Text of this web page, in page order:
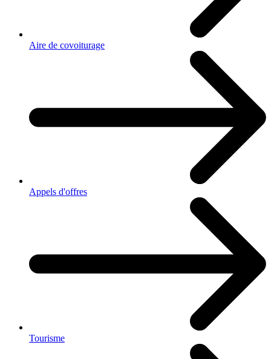
Aire de covoiturage
Appels d'offres
Tourisme